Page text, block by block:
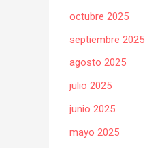
octubre 2025
septiembre 2025
agosto 2025
julio 2025
junio 2025
mayo 2025